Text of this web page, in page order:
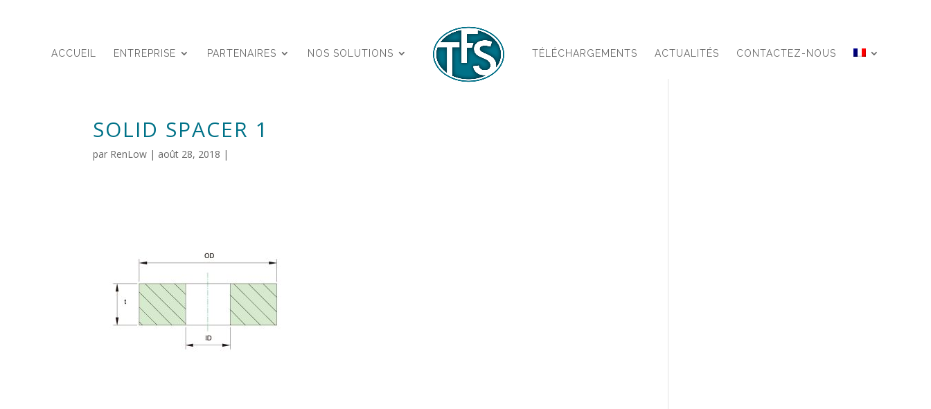
ACCUEIL ENTREPRISE PARTENAIRES NOS SOLUTIONS TÉLÉCHARGEMENTS ACTUALITÉS CONTACTEZ-NOUS
SOLID SPACER 1
par RenLow | août 28, 2018 |